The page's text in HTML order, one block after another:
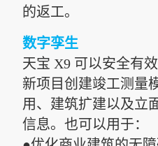
的返工。
数字孪生
天宝 X9 可以安全有
新项目创建竣工测量
用、建筑扩建以及立
信息。也可以用于：